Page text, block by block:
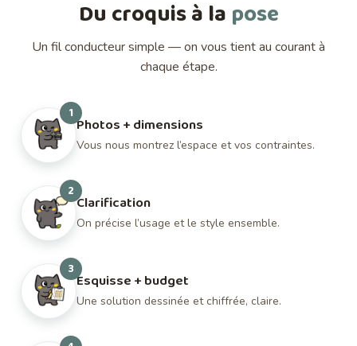
Du croquis à la pose
Un fil conducteur simple — on vous tient au courant à
chaque étape.
1
Photos + dimensions
Vous nous montrez l’espace et vos contraintes.
2
Clarification
On précise l’usage et le style ensemble.
3
Esquisse + budget
Une solution dessinée et chiffrée, claire.